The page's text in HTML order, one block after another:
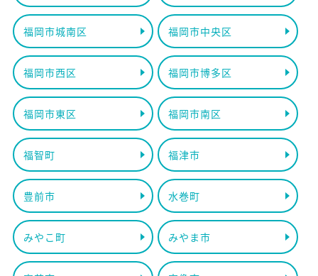
福岡市城南区 福岡市中央区
福岡市西区 福岡市博多区
福岡市東区 福岡市南区
福智町 福津市
豊前市 水巻町
みやこ町 みやま市